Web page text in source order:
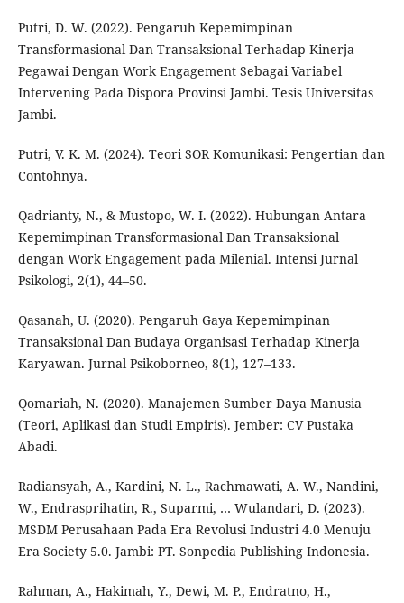
Putri, D. W. (2022). Pengaruh Kepemimpinan
Transformasional Dan Transaksional Terhadap Kinerja
Pegawai Dengan Work Engagement Sebagai Variabel
Intervening Pada Dispora Provinsi Jambi. Tesis Universitas
Jambi.
Putri, V. K. M. (2024). Teori SOR Komunikasi: Pengertian dan
Contohnya.
Qadrianty, N., & Mustopo, W. I. (2022). Hubungan Antara
Kepemimpinan Transformasional Dan Transaksional
dengan Work Engagement pada Milenial. Intensi Jurnal
Psikologi, 2(1), 44–50.
Qasanah, U. (2020). Pengaruh Gaya Kepemimpinan
Transaksional Dan Budaya Organisasi Terhadap Kinerja
Karyawan. Jurnal Psikoborneo, 8(1), 127–133.
Qomariah, N. (2020). Manajemen Sumber Daya Manusia
(Teori, Aplikasi dan Studi Empiris). Jember: CV Pustaka
Abadi.
Radiansyah, A., Kardini, N. L., Rachmawati, A. W., Nandini,
W., Endrasprihatin, R., Suparmi, … Wulandari, D. (2023).
MSDM Perusahaan Pada Era Revolusi Industri 4.0 Menuju
Era Society 5.0. Jambi: PT. Sonpedia Publishing Indonesia.
Rahman, A., Hakimah, Y., Dewi, M. P., Endratno, H.,